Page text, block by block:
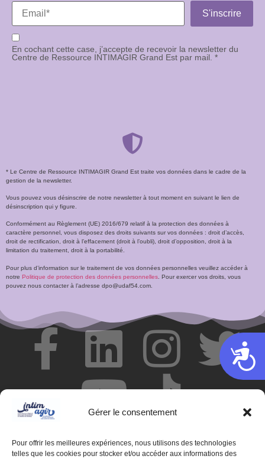
Gérer le consentement
Pour offrir les meilleures expériences, nous utilisons des technologies
telles que les cookies pour stocker et/ou accéder aux informations des
En cochant cette case, j’accepte de recevoir la newsletter du
Centre de Ressource INTIMAGIR Grand Est par mail. *
* Le Centre de Ressource INTIMAGIR Grand Est traite vos données dans le cadre de la
gestion de la newsletter.
Vous pouvez vous désinscrire de notre newsletter à tout moment en suivant le lien de
désinscription qui y figure.
Conformément au Règlement (UE) 2016/679 relatif à la protection des données à
caractère personnel, vous disposez des droits suivants sur vos données : droit d’accès,
droit de rectification, droit à l’effacement (droit à l’oubli), droit d’opposition, droit à la
limitation du traitement, droit à la portabilité.
Pour plus d’information sur le traitement de vos données personnelles veuillez accéder à
notre Politique de protection des données personnelles . Pour exercer vos droits, vous
pouvez nous contacter à l’adresse dpo@udaf54.com.